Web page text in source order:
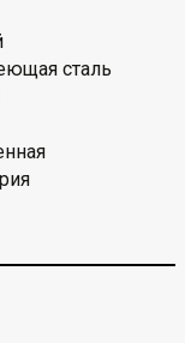
сталь